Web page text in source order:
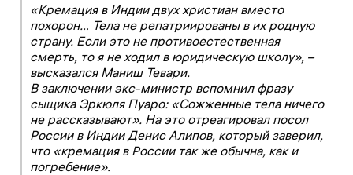
«Кремация в Индии двух христиан вместо
похорон… Тела не репатриированы в их родную
страну. Если это не противоестественная
смерть, то я не ходил в юридическую школу», –
высказался Маниш Тевари.
В заключении экс-министр вспомнил фразу
сыщика Эркюля Пуаро: «Сожженные тела ничего
не рассказывают». На это отреагировал посол
России в Индии Денис Алипов, который заверил,
что «кремация в России так же обычна, как и
погребение».